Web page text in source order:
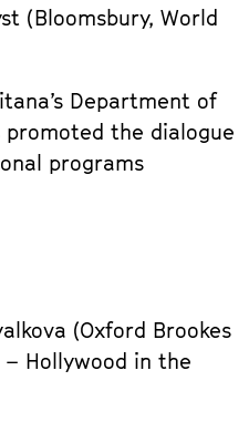
(Bloomsbury, World
Department of
promoted the dialogue
programs
(Oxford Brookes
Hollywood in the